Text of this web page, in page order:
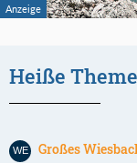
Heiße
Großes